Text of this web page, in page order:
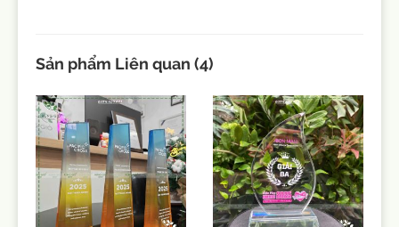
Sản phẩm Liên quan (4)